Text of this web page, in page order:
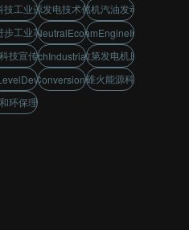
技工业进程
能源发电技术创新内燃机汽油发动机
步工业革命
CarbonNeutralEcoConcept
WattSteamEngineInvention
技宣传片
法拉第发电机原理
EnergyConversionScience
水碓火能源科技
环保理念